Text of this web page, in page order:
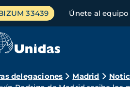
33439 Únete al equipo
delegaciones Madrid